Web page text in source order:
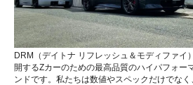
DRM（デイトナ リフレッシュ＆モディファイ
開するZカーのための最高品質のハイパフォー
ンドです。私たちは数値やスペックだけでな